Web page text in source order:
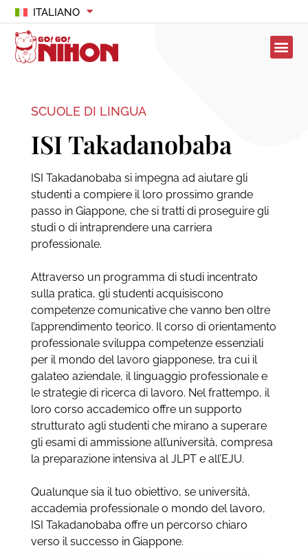
ITALIANO
SCUOLE DI LINGUA
ISI Takadanobaba
ISI Takadanobaba si impegna ad aiutare gli
studenti a compiere il loro prossimo grande
passo in Giappone, che si tratti di proseguire gli
studi o di intraprendere una carriera
professionale.
Attraverso un programma di studi incentrato
sulla pratica, gli studenti acquisiscono
competenze comunicative che vanno ben oltre
l’apprendimento teorico. Il corso di orientamento
professionale sviluppa competenze essenziali
per il mondo del lavoro giapponese, tra cui il
galateo aziendale, il linguaggio professionale e
le strategie di ricerca di lavoro. Nel frattempo, il
loro corso accademico offre un supporto
strutturato agli studenti che mirano a superare
gli esami di ammissione all’università, compresa
la preparazione intensiva al JLPT e all’EJU.
Qualunque sia il tuo obiettivo, se università,
accademia professionale o mondo del lavoro,
ISI Takadanobaba offre un percorso chiaro
verso il successo in Giappone.